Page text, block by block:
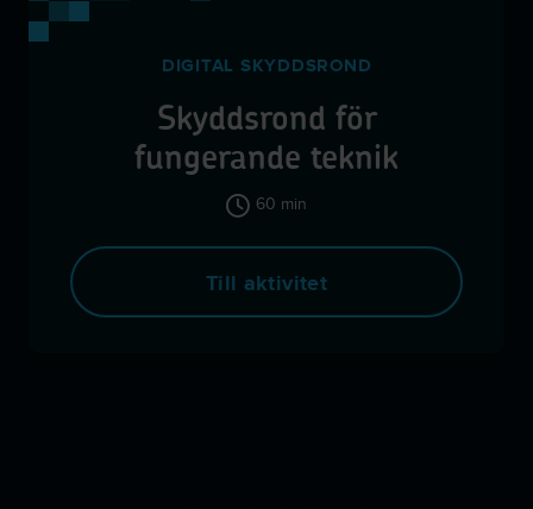
DIGITAL SKYDDSROND
Skyddsrond för
fungerande teknik
60 min
Till aktivitet